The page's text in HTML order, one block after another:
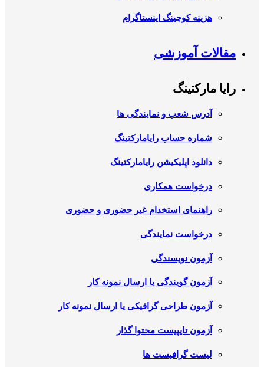
هزینه کوچینگ اینستاگرام
مقالات آموزشی
رایا مارکتینگ
آدرس شعب و نمایندگی ها
شماره حساب رایامارکتینگ
دانلود اپلیکیشن رایامارکتینگ
درخواست همکاری
راهنمای استخدام غیر حضوری و حضوری
درخواست نمایندگی
آزمون نویسندگی
آزمون گویندگی یا ارسال نمونه کار
آزمون طراحی گرافیکی یا ارسال نمونه کار
آزمون تایپیست محتوا گذار
لیست گرافیست ها